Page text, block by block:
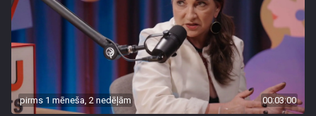
pirms 1 mēneša, 2 nedēļām 00:03:00